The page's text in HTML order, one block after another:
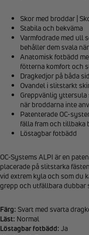
Skor med broddar |
Stabila och bekväma
Varmfodrade med ull
behåller dem svala
Anatomisk fotbädd
fötterna komfort och
Dragkedjor på båda
Ovandel i slitstarkt
Greppvänlig
när broddarna inte
Patenterade OC-
fälla fram och tillbaka
Löstagbar fotbädd
OC-Systems ALPI är en
placerade på slitstarka
vid extrem kyla och som du
grepp och utfällbara dubbar
Färg: Svart med svarta
Läst: Normal
Löstagbar fotbädd: Ja